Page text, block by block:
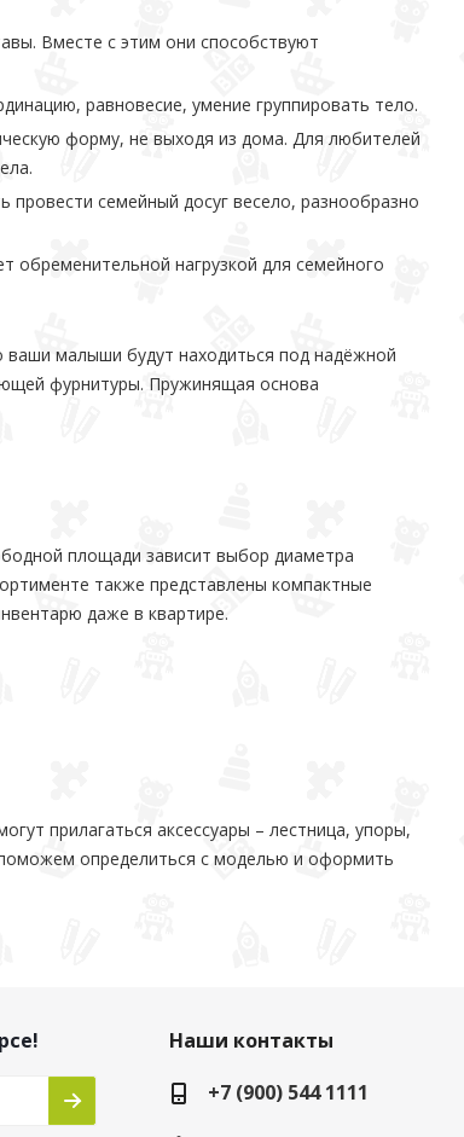
Вместе с этим они способствуют
равновесие, умение группировать тело.
форму, не выходя из дома. Для любителей
семейный досуг весело, разнообразно
обременительной нагрузкой для семейного
ваши малыши будут находиться под надёжной
фурнитуры. Пружинящая основа
площади зависит выбор диаметра
также представлены компактные
даже в квартире.
прилагаться аксессуары – лестница, упоры,
определиться с моделью и оформить
Наши контакты
+7 (900) 544 1111